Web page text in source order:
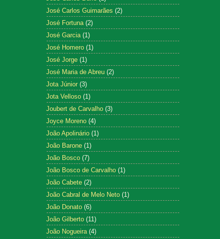
José Carlos Guimarães (2)
José Fortuna (2)
José Garcia (1)
José Homero (1)
José Jorge (1)
José Maria de Abreu (2)
Jota Júnior (3)
Jota Velloso (1)
Joubert de Carvalho (3)
Joyce Moreno (4)
João Apolinário (1)
João Barone (1)
João Bosco (7)
João Bosco de Carvalho (1)
João Cabete (2)
João Cabral de Melo Neto (1)
João Donato (6)
João Gilberto (11)
João Nogueira (4)